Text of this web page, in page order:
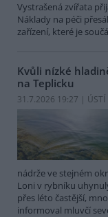
Vystrašená zvířata
Náklady na péči
zařízení, které je
Kvůli nízké
na Teplicku
31.7.2026 19:27 | ÚSTÍ
nádrže ve stejném
Loni v rybníku
přes léto častější,
informoval mluvčí